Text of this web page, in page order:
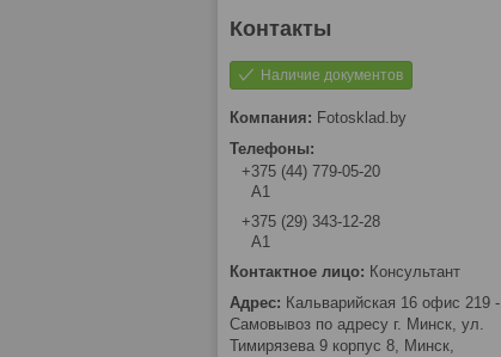
Наличие документов
Fotosklad.by
+375 (44) 779-05-20
А1
+375 (29) 343-12-28
А1
Консультант
Кальварийская 16 офис 219 -
Самовывоз по адресу г. Минск, ул.
Тимирязева 9 корпус 8, Минск,